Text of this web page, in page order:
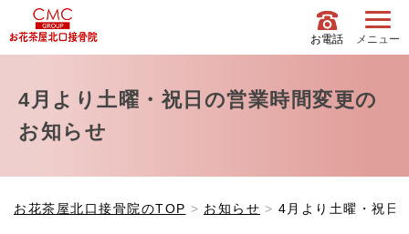
お電話 メニュー
4月より土曜・祝日の営業時間変更の
お知らせ
お花茶屋北口接骨院のTOP お知らせ 4月より土曜・祝日